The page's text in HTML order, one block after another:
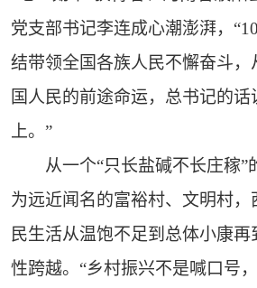
党支部书记李连成心潮澎湃，
结带领全国各族人民不懈奋斗，
国人民的前途命运，总书记的
上。”
从一个“只长盐碱不长庄稼”
为远近闻名的富裕村、文明村，
民生活从温饱不足到总体小康再
性跨越。“乡村振兴不是喊口号